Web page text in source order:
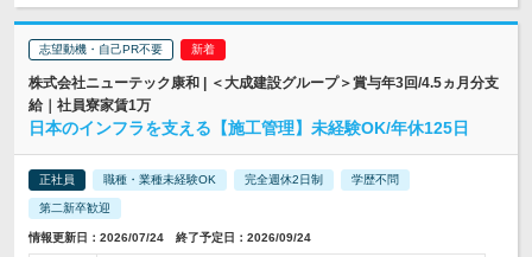
志望動機・自己PR不要
株式会社ニューテック康和 | ＜大成建設グループ＞賞与年3回/4.5ヵ月分支
給｜社員寮家賃1万
日本のインフラを支える【施工管理】未経験OK/年休125日
正社員 職種・業種未経験OK 完全週休2日制 学歴不問
第二新卒歓迎
情報更新日：2026/07/24 終了予定日：2026/09/24